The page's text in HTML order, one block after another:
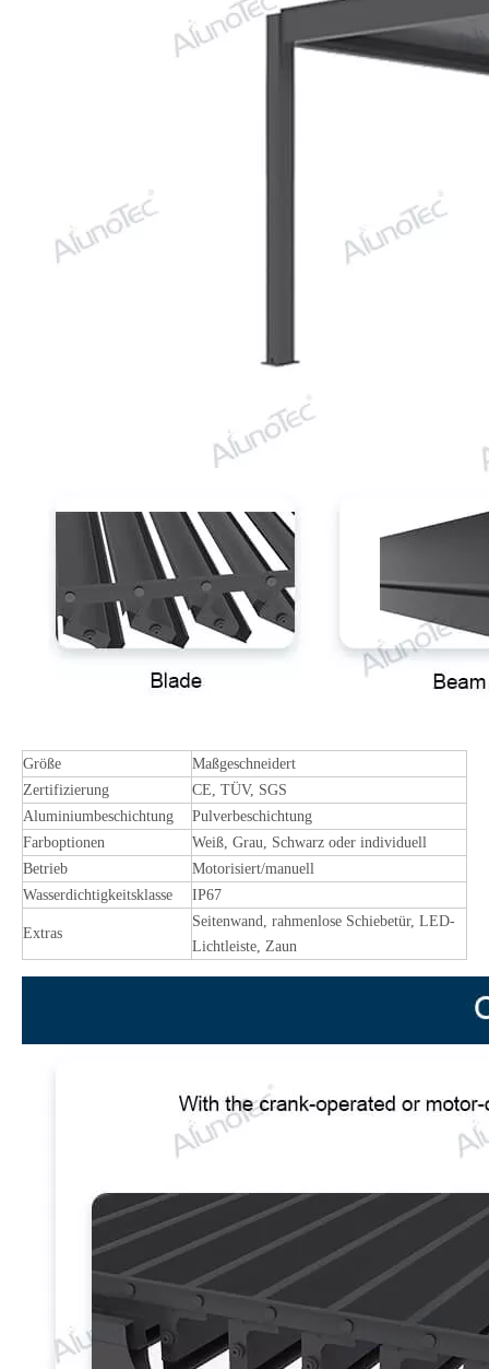
Größe
Maßgeschneidert
Zertifizierung
CE, TÜV, SGS
Aluminiumbeschichtung
Pulverbeschichtung
Farboptionen
Weiß, Grau, Schwarz oder individuell
Betrieb
Motorisiert/manuell
Wasserdichtigkeitsklasse
IP67
Extras
Seitenwand, rahmenlose Schiebetür, LED-
Lichtleiste, Zaun